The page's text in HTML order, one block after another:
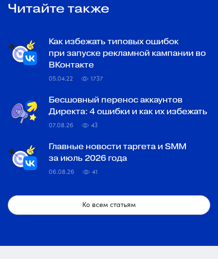
Читайте также
Как избежать типовых ошибок
при запуске рекламной кампании во
ВКонтакте
05.04.22 1737
Бесшовный перенос аккаунтов
Директа: 4 ошибки и как их избежать
07.08.26 43
Главные новости таргета и SMM
за июль 2026 года
06.08.26 41
Ко всем статьям